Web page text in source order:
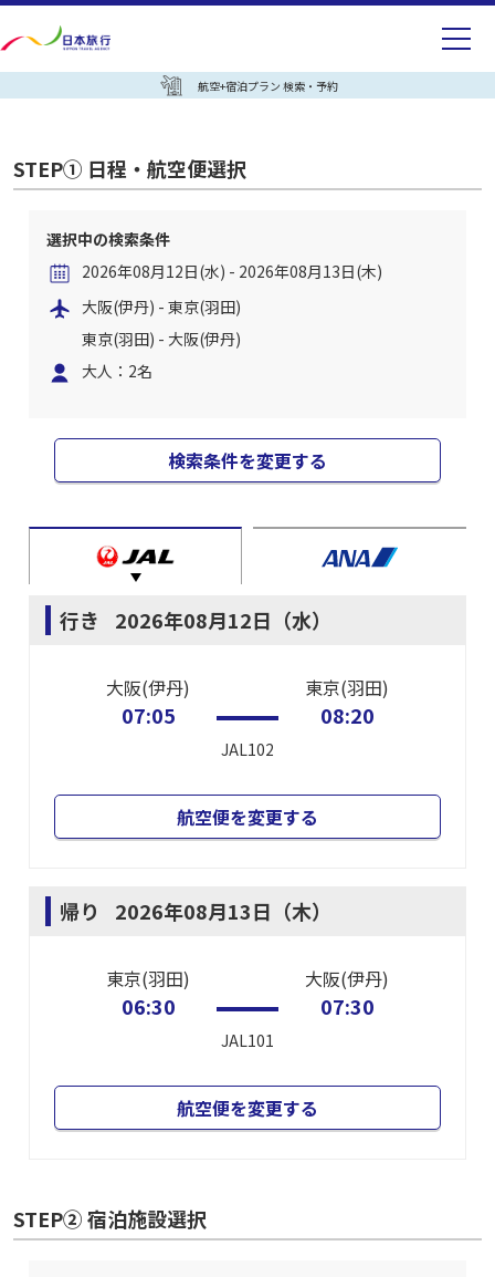
航空+宿泊プラン 検索・予約
STEP① 日程・航空便選択
選択中の検索条件
2026年08月12日(水) - 2026年08月13日(木)
大阪(伊丹) - 東京(羽田)
東京(羽田) - 大阪(伊丹)
大人：2名
検索条件を変更する
行き 2026年08月12日（水）
大阪(伊丹)
07:05
JAL102
東京(羽田)
08:20
航空便を変更する
帰り 2026年08月13日（木）
東京(羽田)
06:30
JAL101
大阪(伊丹)
07:30
航空便を変更する
STEP② 宿泊施設選択